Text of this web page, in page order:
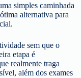
simples caminhada
alternativa para
sem que o
etapa é
realmente traga
além dos exames